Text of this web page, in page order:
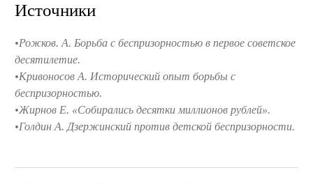
Источники
Рожков. А. Борьба с беспризорностью в первое советское
десятилетие.
Кривоносов А. Исторический опыт борьбы с
беспризорностью.
Жирнов Е. «Cобирались десятки миллионов рублей».
Голдин А. Дзержинский против детской беспризорности.